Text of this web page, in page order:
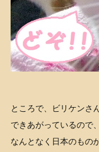
ところで、ビリケンさ
できあがっているので、
なんとなく日本のもの